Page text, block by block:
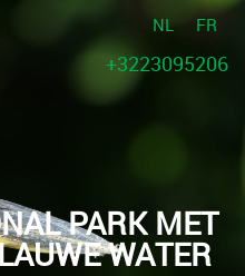
NL FR
+3223095206
PARK MET
WATER